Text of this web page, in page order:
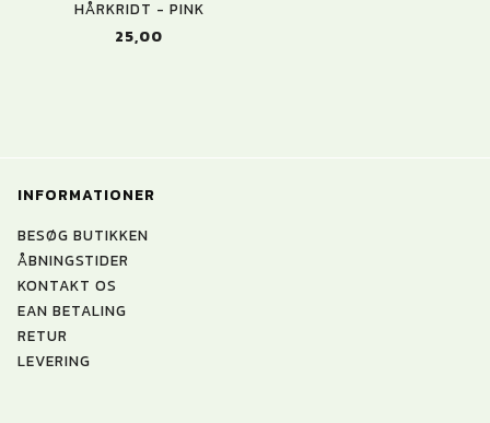
HÅRKRIDT - PINK
25,00
INFORMATIONER
BESØG BUTIKKEN
ÅBNINGSTIDER
KONTAKT OS
EAN BETALING
RETUR
LEVERING